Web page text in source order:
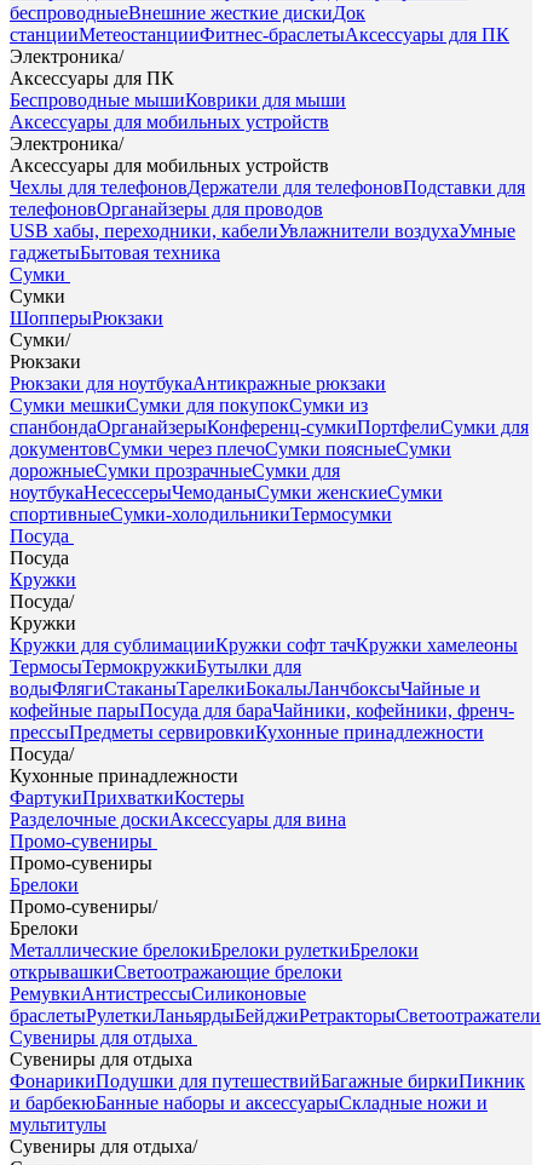
беспроводныеВнешние жесткие дискиДок
станцииМетеостанцииФитнес-браслетыАксессуары для ПК
Электроника/
Аксессуары для ПК
Беспроводные мышиКоврики для мыши
Аксессуары для мобильных устройств
Электроника/
Аксессуары для мобильных устройств
Чехлы для телефоновДержатели для телефоновПодставки для
телефоновОрганайзеры для проводов
USB хабы, переходники, кабелиУвлажнители воздухаУмные
гаджетыБытовая техника
Сумки
Сумки
ШопперыРюкзаки
Сумки/
Рюкзаки
Рюкзаки для ноутбукаАнтикражные рюкзаки
Сумки мешкиСумки для покупокСумки из
спанбондаОрганайзерыКонференц-сумкиПортфелиСумки для
документовСумки через плечоСумки поясныеСумки
дорожныеСумки прозрачныеСумки для
ноутбукаНесессерыЧемоданыСумки женскиеСумки
спортивныеСумки-холодильникиТермосумки
Посуда
Посуда
Кружки
Посуда/
Кружки
Кружки для сублимацииКружки софт тачКружки хамелеоны
ТермосыТермокружкиБутылки для
водыФлягиСтаканыТарелкиБокалыЛанчбоксыЧайные и
кофейные парыПосуда для бараЧайники, кофейники, френч-
прессыПредметы сервировкиКухонные принадлежности
Посуда/
Кухонные принадлежности
ФартукиПрихваткиКостеры
Разделочные доскиАксессуары для вина
Промо-сувениры
Промо-сувениры
Брелоки
Промо-сувениры/
Брелоки
Металлические брелокиБрелоки рулеткиБрелоки
открывашкиСветоотражающие брелоки
РемувкиАнтистрессыСиликоновые
браслетыРулеткиЛаньярдыБейджиРетракторыСветоотражатели
Сувениры для отдыха
Сувениры для отдыха
ФонарикиПодушки для путешествийБагажные биркиПикник
и барбекюБанные наборы и аксессуарыСкладные ножи и
мультитулы
Сувениры для отдыха/